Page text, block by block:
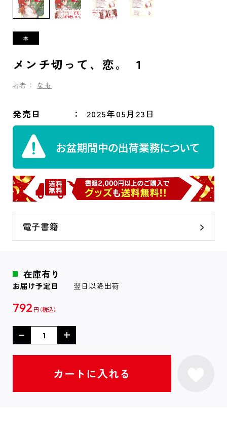
メンチ切って、恋。 １
著者： なも
発売日 2025年05月23日
電子書籍
在庫有り
お届け予定日 翌日以降出荷
792 円